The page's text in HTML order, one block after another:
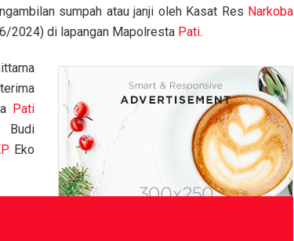
sumpah atau janji oleh Kasat Res Narkoba
2024) di lapangan Mapolresta Pati.
Pati
Budi
Eko